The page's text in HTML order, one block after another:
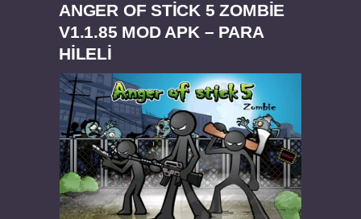
Felix the Reaper v1.25 FULL APK
ANGER OF STICK 5 ZOMBIE
V1.1.85 MOD APK – PARA
HİLELİ